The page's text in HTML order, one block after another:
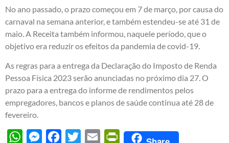
No ano passado, o prazo começou em 7 de março, por causa do
carnaval na semana anterior, e também estendeu-se até 31 de
maio. A Receita também informou, naquele período, que o
objetivo era reduzir os efeitos da pandemia de covid-19.
As regras para a entrega da Declaração do Imposto de Renda
Pessoa Física 2023 serão anunciadas no próximo dia 27. O
prazo para a entrega do informe de rendimentos pelos
empregadores, bancos e planos de saúde continua até 28 de
fevereiro.
WhatsAppMessengerFacebook
Twitter Email PrintFriendly